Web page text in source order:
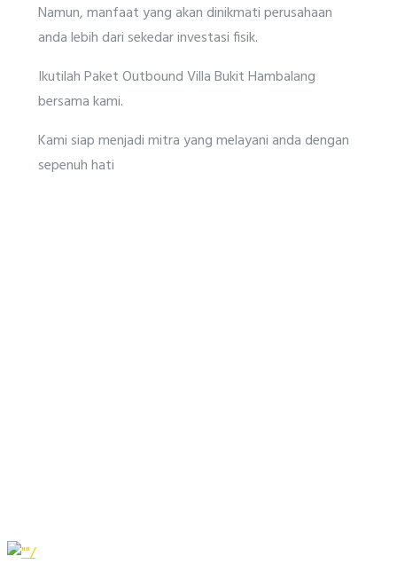
Namun, manfaat yang akan dinikmati perusahaan
anda lebih dari sekedar investasi fisik.
Ikutilah Paket Outbound Villa Bukit Hambalang
bersama kami.
Kami siap menjadi mitra yang melayani anda dengan
sepenuh hati